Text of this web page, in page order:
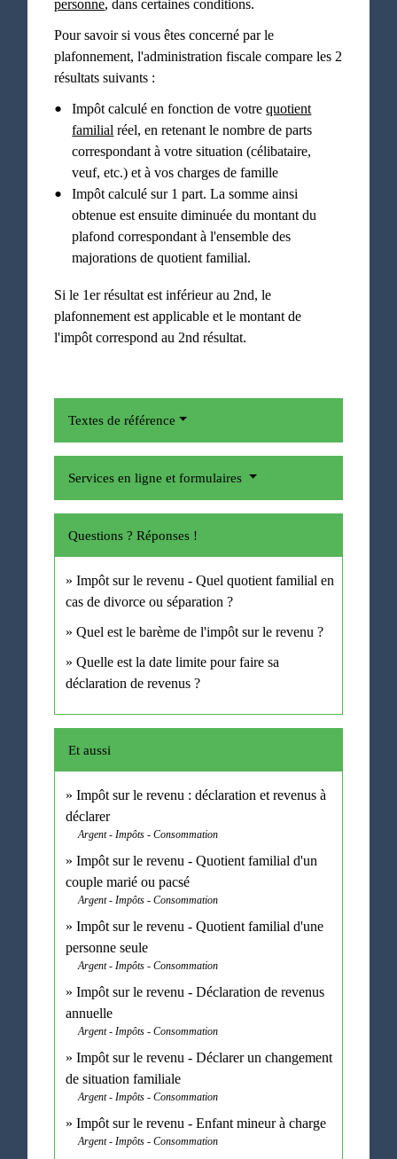
personne, dans certaines conditions.
Pour savoir si vous êtes concerné par le
plafonnement, l'administration fiscale compare les 2
résultats suivants :
Impôt calculé en fonction de votrequotient
familial réel, en retenant le nombre de parts
correspondant à votre situation (célibataire,
veuf, etc.) et à vos charges de famille
Impôt calculé sur 1 part. La somme ainsi
obtenue est ensuite diminuée du montant du
plafond correspondant à l'ensemble des
majorations de quotient familial.
Si le 1errésultat est inférieur au 2nd, le
plafonnement est applicable et le montant de
l'impôt correspond au 2nd résultat.
Textes de référence
Services en ligne et formulaires
Questions ? Réponses !
Impôt sur le revenu - Quel quotient familial en
cas de divorce ou séparation ?
Quel est le barème de l'impôt sur le revenu ?
Quelle est la date limite pour faire sa
déclaration de revenus ?
Et aussi
Impôt sur le revenu : déclaration et revenus à
déclarer
Argent - Impôts - Consommation
Impôt sur le revenu - Quotient familial d'un
couple marié ou pacsé
Argent - Impôts - Consommation
Impôt sur le revenu - Quotient familial d'une
personne seule
Argent - Impôts - Consommation
Impôt sur le revenu - Déclaration de revenus
annuelle
Argent - Impôts - Consommation
Impôt sur le revenu - Déclarer un changement
de situation familiale
Argent - Impôts - Consommation
Impôt sur le revenu - Enfant mineur à charge
Argent - Impôts - Consommation